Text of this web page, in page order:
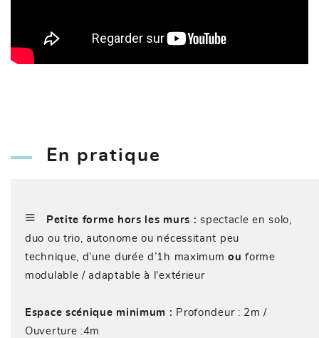
En pratique
≡ Petite forme hors les murs :spectacle en solo,
duo ou trio, autonome ou nécessitant peu
technique, d’une durée d’1h maximumou forme
modulable / adaptable à l'extérieur
Espace scénique minimum : Profondeur : 2m /
Ouverture :4m